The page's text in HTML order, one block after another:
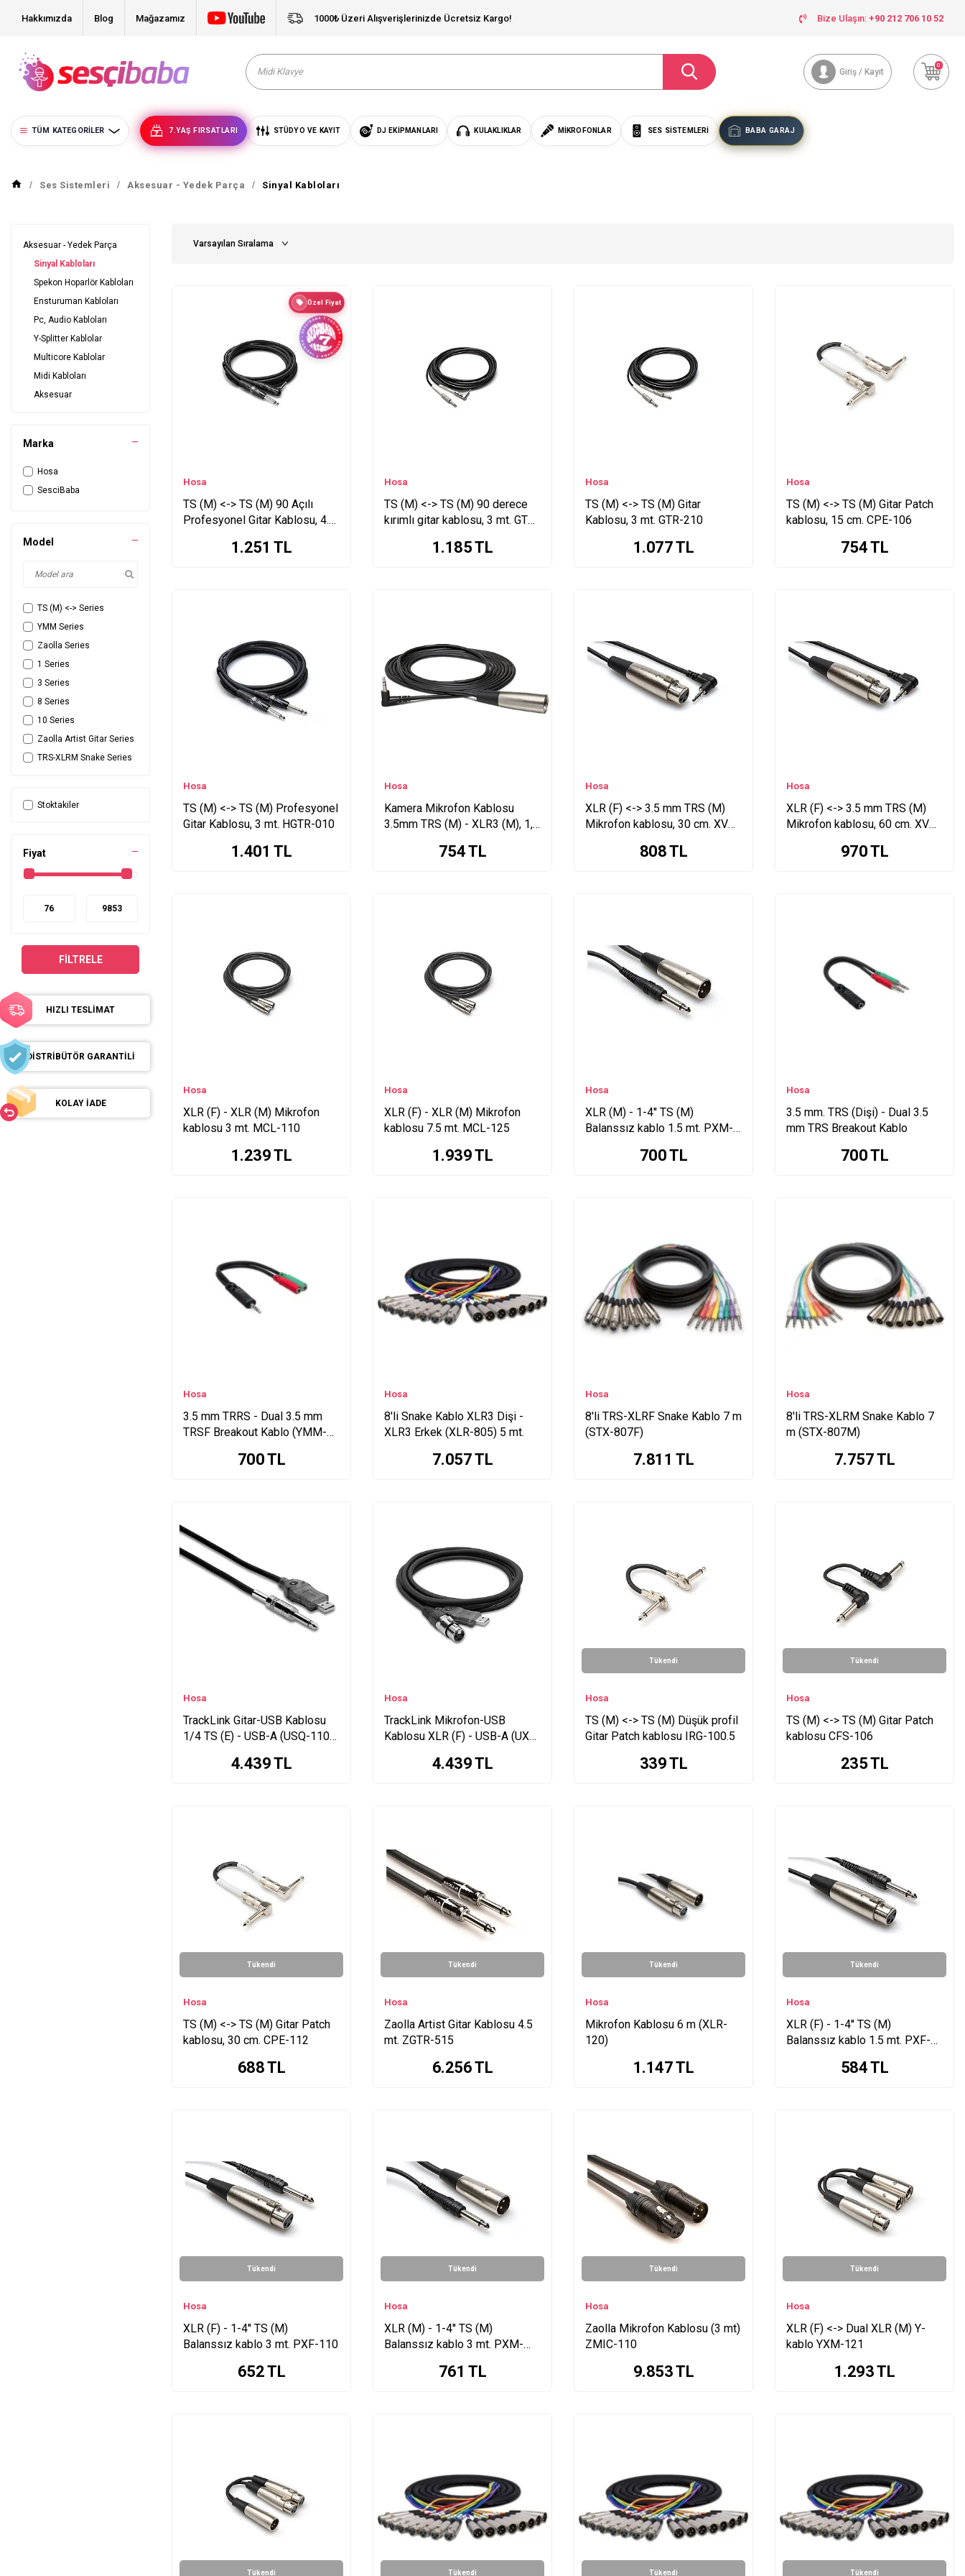
Hakkımızda Blog Mağazamız 1000₺ Üzeri Alışverişlerinizde Ücretsiz Kargo! Bize Ulaşın: +90 212 706 10 52
Giriş / Kayıt
0
TÜM KATEGORILER 7.YAŞ FIRSATLARI STÜDYO VE KAYIT DJ EKIPMANLARI KULAKLIKLAR MIKROFONLAR SES SISTEMLERI BABA GARAJ
Ses Sistemleri Aksesuar - Yedek Parça Sinyal Kabloları
Aksesuar - Yedek Parça
Sinyal Kabloları
Spekon Hoparlör Kabloları
Ensturuman Kabloları
Pc, Audio Kabloları
Y-Splitter Kablolar
Multicore Kablolar
Midi Kabloları
Aksesuar
Marka
Hosa
SesciBaba
Model
TS (M) <-> Series
YMM Series
Zaolla Series
1 Series
3 Series
8 Series
10 Series
Zaolla Artist Gitar Series
TRS-XLRM Snake Series
Series
Series
XLR (M) Series
6 Series
Snake Series
Type A ->Type Series
Stoktakiler
Fiyat
FILTRELE
HIZLI TESLİMAT
DİSTRİBÜTÖR GARANTİLİ
KOLAY İADE
Özel Fiyat
Hosa
TS (M) <-> TS (M) 90 Açılı
Profesyonel Gitar Kablosu, 4.5
1.251 TL
Hosa
TS (M) <-> TS (M) 90 derece
kırımlı gitar kablosu, 3 mt. GTR-
1.185TL
Hosa
TS (M) <-> TS (M) Gitar
Kablosu, 3 mt. GTR-210
1.077TL
Hosa
TS (M) <-> TS (M) Gitar Patch
kablosu, 15 cm. CPE-106
754TL
Hosa
TS (M) <-> TS (M) Profesyonel
Gitar Kablosu, 3 mt. HGTR-010
1.401 TL
Hosa
Kamera Mikrofon Kablosu
3.5mm TRS (M) - XLR3 (M), 1,5
754TL
Hosa
XLR (F) <-> 3.5 mm TRS (M)
Mikrofon kablosu, 30 cm. XVS-
808TL
Hosa
XLR (F) <-> 3.5 mm TRS (M)
Mikrofon kablosu, 60 cm. XVS-
970TL
Hosa
XLR (F) - XLR (M) Mikrofon
kablosu 3 mt. MCL-110
1.239TL
Hosa
XLR (F) - XLR (M) Mikrofon
kablosu 7.5 mt. MCL-125
1.939TL
Hosa
XLR (M) - 1-4'' TS (M)
Balanssız kablo 1.5 mt. PXM-
700TL
Hosa
3.5 mm. TRS (Dişi) - Dual 3.5
mm TRS Breakout Kablo
700TL
Hosa
3.5 mm TRRS - Dual 3.5 mm
TRSF Breakout Kablo (YMM-
700TL
Hosa
8'li Snake Kablo XLR3 Dişi -
XLR3 Erkek (XLR-805) 5 mt.
7.057TL
Hosa
8'li TRS-XLRF Snake Kablo 7 m
(STX-807F)
7.811 TL
Hosa
8'li TRS-XLRM Snake Kablo 7
m (STX-807M)
7.757TL
Hosa
TrackLink Gitar-USB Kablosu
1/4 TS (E) - USB-A (USQ-110) |
kablo (USQ-110)
4.439TL
Hosa
TrackLink Mikrofon-USB
Kablosu XLR (F) - USB-A (UXA-
dönüştürücü kablo (UXA-110)
4.439TL
Tükendi
Hosa
TS (M) <-> TS (M) Düşük profil
Gitar Patch kablosu IRG-100.5
339TL
Tükendi
Hosa
TS (M) <-> TS (M) Gitar Patch
kablosu CFS-106
235TL
Tükendi
Hosa
TS (M) <-> TS (M) Gitar Patch
kablosu, 30 cm. CPE-112
688TL
Tükendi
Hosa
Zaolla Artist Gitar Kablosu 4.5
mt. ZGTR-515
6.256TL
Tükendi
Hosa
Mikrofon Kablosu 6 m (XLR-
120)
1.147TL
Tükendi
Hosa
XLR (F) - 1-4'' TS (M)
Balanssız kablo 1.5 mt. PXF-
584TL
Tükendi
Hosa
XLR (F) - 1-4'' TS (M)
Balanssız kablo 3 mt. PXF-110
652TL
Tükendi
Hosa
XLR (M) - 1-4'' TS (M)
Balanssız kablo 3 mt. PXM-
761 TL
Tükendi
Hosa
Zaolla Mikrofon Kablosu (3 mt)
ZMIC-110
9.853TL
Tükendi
Hosa
XLR (F) <-> Dual XLR (M) Y-
kablo YXM-121
1.293TL
Tükendi Tükendi Tükendi Tükendi